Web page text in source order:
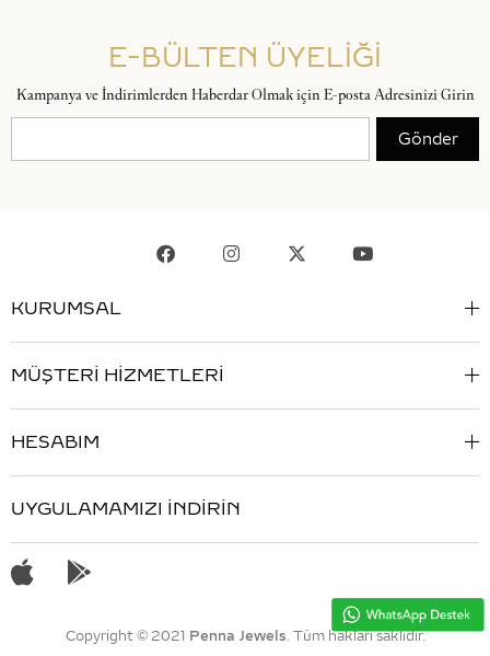
E-BÜLTEN ÜYELİĞİ
Kampanya ve İndirimlerden Haberdar Olmak için E-posta Adresinizi Girin
Gönder
KURUMSAL
MÜŞTERİ HİZMETLERİ
HESABIM
UYGULAMAMIZI İNDİRİN
Copyright © 2021 Penna Jewels. Tüm hakları saklıdır.